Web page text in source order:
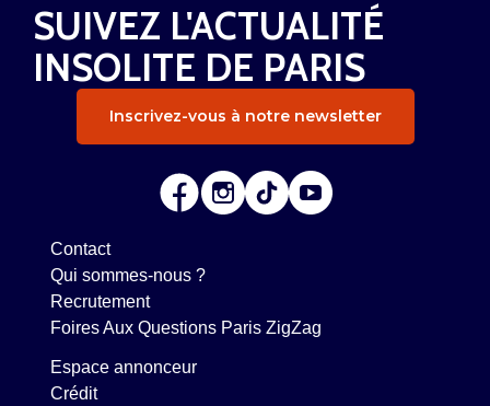
SUIVEZ L'ACTUALITÉ
INSOLITE DE PARIS
Inscrivez-vous à notre newsletter
Contact
Qui sommes-nous ?
Recrutement
Foires Aux Questions Paris ZigZag
Espace annonceur
Crédit